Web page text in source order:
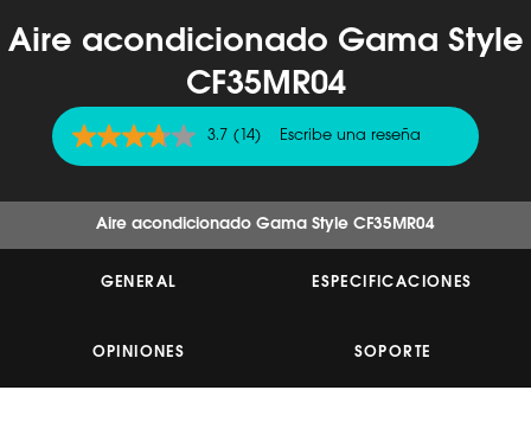
Aire acondicionado Gama Style
CF35MR04
3.7
de
estrellas,
valor
valoración.
Enlace
la
3.7 (14) Escribe una reseña
Aire acondicionado Gama Style CF35MR04
GENERAL ESPECIFICACIONES
OPINIONES SOPORTE